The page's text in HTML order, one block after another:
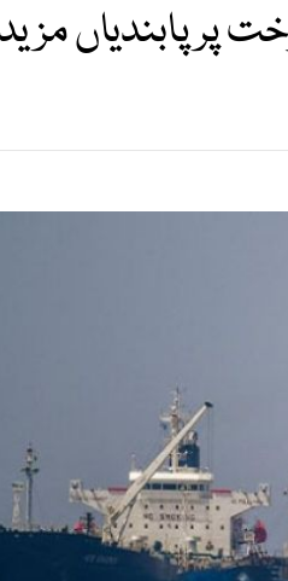
پر پابندیاں